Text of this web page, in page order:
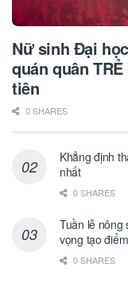
Nữ sinh Đại
quán quân
tiên
0 SHARES
Khẳng định
nhất
0 SHARES
Tuần lễ nông
vọng tạo
0 SHARES